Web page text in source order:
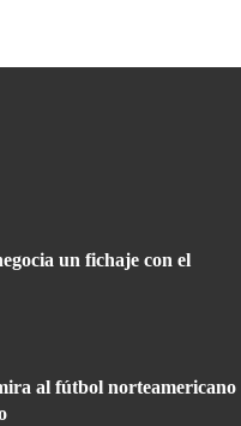
un fichaje con el
al fútbol norteamericano